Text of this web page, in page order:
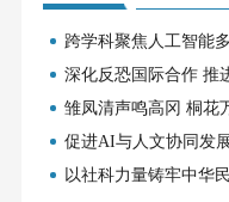
跨学科聚焦人工智能
深化反恐国际合作 推
雏凤清声鸣高冈 桐花
促进AI与人文协同发
以社科力量铸牢中华